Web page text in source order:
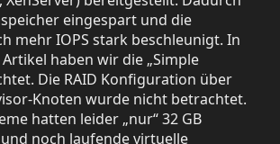
eingespart und die
mehr IOPS stark beschleunigt. In
haben wir die „Simple
Die RAID Konfiguration über
Knoten wurde nicht betrachtet.
hatten leider „nur“ 32 GB
noch laufende virtuelle